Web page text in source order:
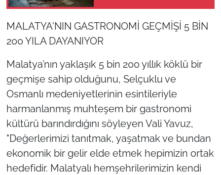
MALATYA'NIN GASTRONOMİ GEÇMİŞİ 5 BİN
200 YILA DAYANIYOR
Malatya’nın yaklaşık 5 bin 200 yıllık köklü bir
geçmişe sahip olduğunu, Selçuklu ve
Osmanlı medeniyetlerinin esintileriyle
harmanlanmış muhteşem bir gastronomi
kültürü barındırdığını söyleyen Vali Yavuz,
"Değerlerimizi tanıtmak, yaşatmak ve bundan
ekonomik bir gelir elde etmek hepimizin ortak
hedefidir. Malatyalı hemşehrilerimizin kendi